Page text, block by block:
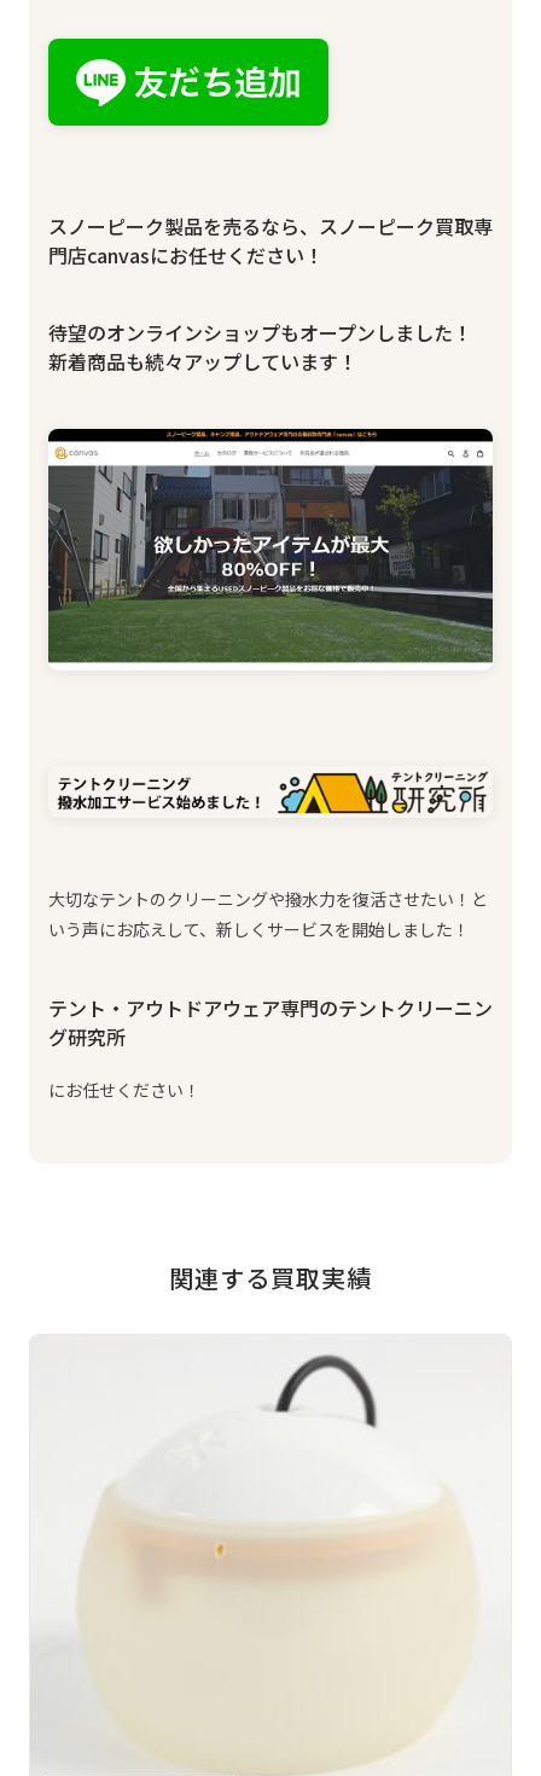
スノーピーク製品を売るなら、スノーピーク買取専
門店canvasにお任せください！
待望のオンラインショップもオープンしました！
新着商品も続々アップしています！
大切なテントのクリーニングや撥水力を復活させたい！と
いう声にお応えして、新しくサービスを開始しました！
テント・アウトドアウェア専門のテントクリーニン
グ研究所
にお任せください！
関連する買取実績